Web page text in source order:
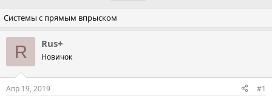
т
о
р
т
е
м
ы
т
а
а
ч
л
а
г
и
Системы с прямым впрыском
R Rus+
Новичок
Апр 19, 2019 #1